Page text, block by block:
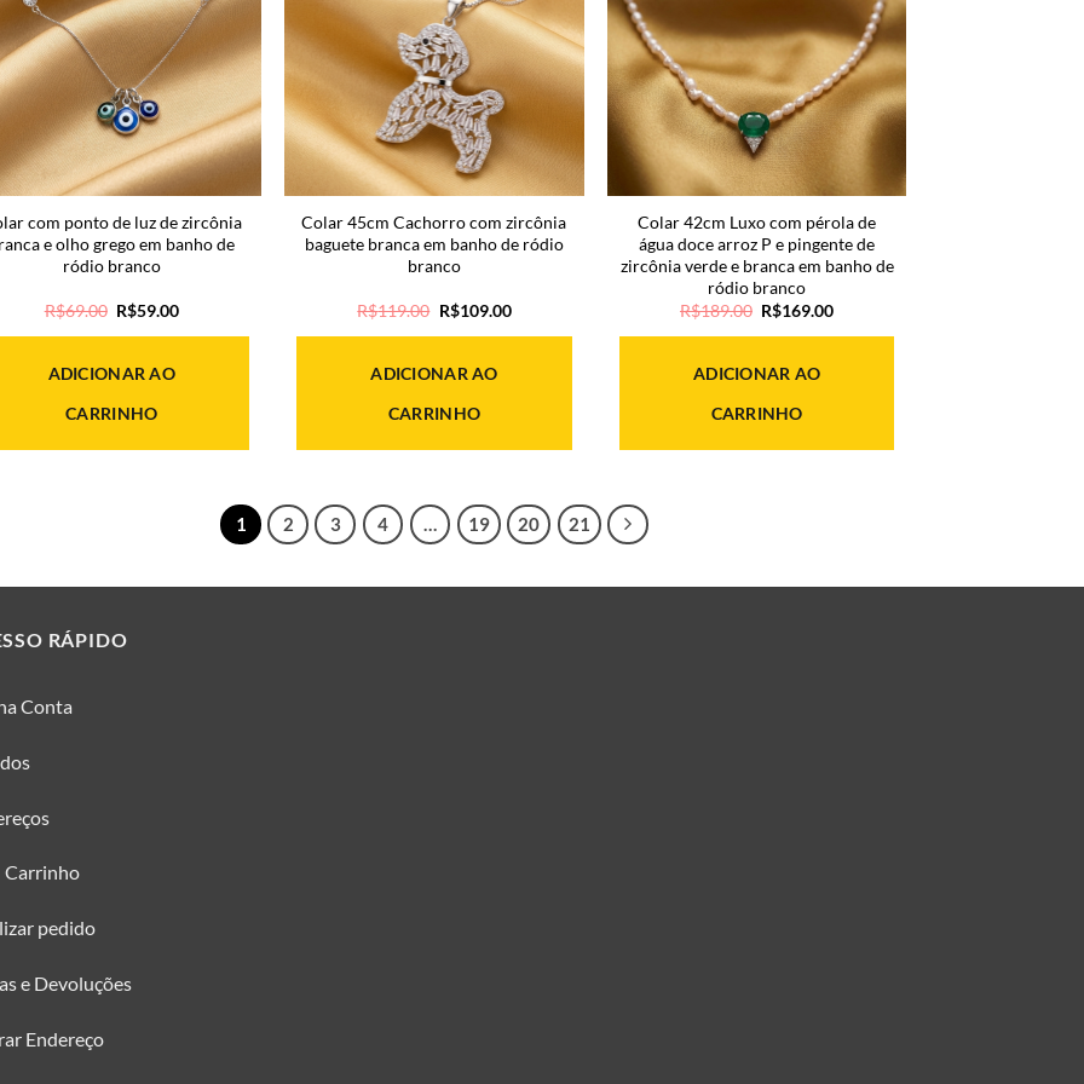
com ponto de luz de zircônia
e olho grego em banho de
ródio branco
R$69.00 O
original
R$69.00.
R$59.00O
atual
ADICIONAR AO
CARRINHO
Colar 45cm Cachorro com zircônia
baguete branca em banho de ródio
branco
R$119.00 O
original
R$119.00.
R$109.00O
atual
ADICIONAR AO
CARRINHO
Colar 42cm Luxo com pérola de
água doce arroz P e pingente de
zircônia verde e branca em banho de
ródio branco
R$189.00 O
original
R$189.00.
R$169.00O
atual
ADICIONAR AO
CARRINHO
1 2 3 4 … 19 20 21
RÁPIDO
Conta
Carrinho
pedido
e Devoluções
Endereço